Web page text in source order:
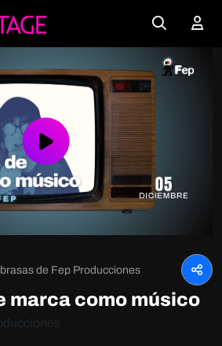
Play
Video
de Fep Producciones
marca como músico